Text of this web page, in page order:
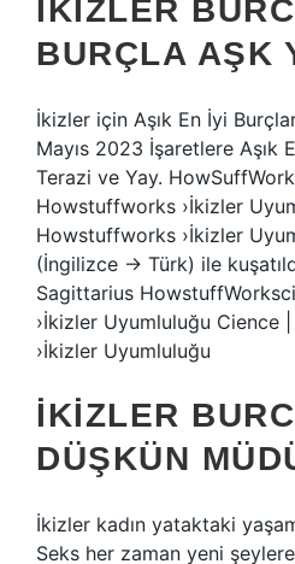
İKIZLER
BURÇLA AŞK
İkizler için Aşık En İyi
Mayıs 2023 İşaretlere Aşık
Terazi ve Yay.
Howstuffworks ›İkizler
Howstuffworks ›İkizler
(İngilizce → Türk) ile
Sagittarius
›İkizler Uyumluluğu Cience
›İkizler Uyumluluğu
İKIZLER
DÜŞKÜN
İkizler kadın yataktaki
Seks her zaman yeni